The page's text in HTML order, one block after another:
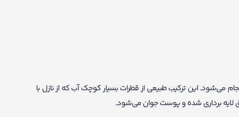
می‌شود. این ترکیب طبیعی از قطرات بسیار کوچک آب که از نازل با
لایه برداری شده و پوست جوان می‌شود.